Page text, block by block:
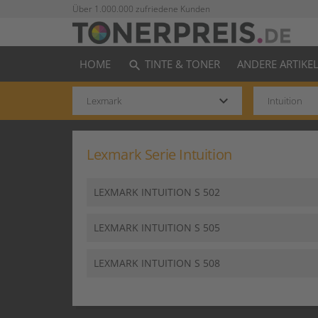
Über 1.000.000 zufriedene Kunden
HOME search TINTE & TONER ANDERE ARTIKEL
keyboard_arrow_down
Lexmark Serie Intuition
LEXMARK INTUITION S 502
LEXMARK INTUITION S 505
LEXMARK INTUITION S 508